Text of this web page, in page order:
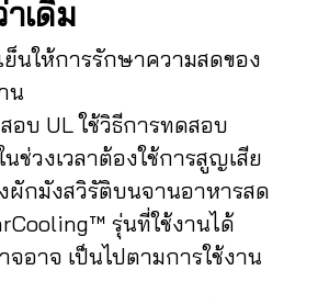
เดิม
ย็นให้การรักษาความสดของ
น
อบ UL ใช้วิธีการทดสอบ
นช่วงเวลาต้องใช้การสูญเสีย
ผักมังสวิรัติบนจานอาหารสด
รุ่นที่ใช้งานได้
จอาจ เป็นไปตามการใช้งาน